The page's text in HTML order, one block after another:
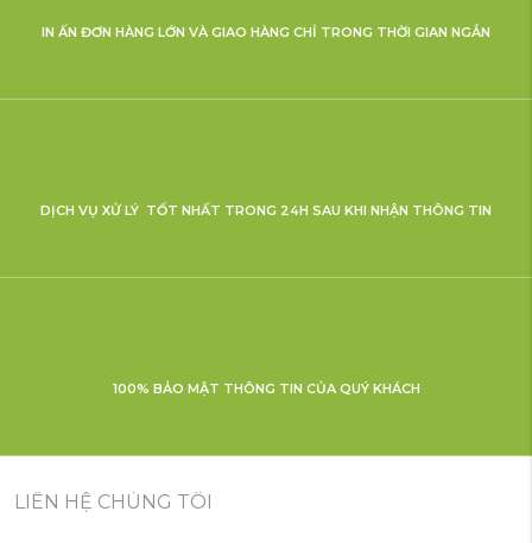
IN ẤN ĐƠN HÀNG LỚN VÀ GIAO HÀNG CHỈ TRONG THỜI GIAN NGẮN
DỊCH VỤ XỬ LÝ TỐT NHẤT TRONG 24H SAU KHI NHẬN THÔNG TIN
100% BẢO MẬT THÔNG TIN CỦA QUÝ KHÁCH
LIÊN HỆ CHÚNG TÔI